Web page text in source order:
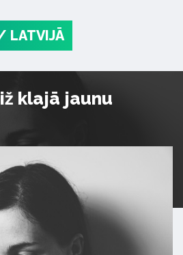
LATVIJĀ
klajā jaunu